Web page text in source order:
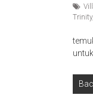
Trinity,